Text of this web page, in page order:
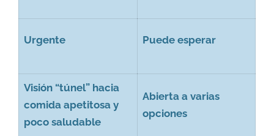
Urgente Puede esperar
Visión “túnel” hacia
comida apetitosa y
poco saludable
Abierta a varias
opciones